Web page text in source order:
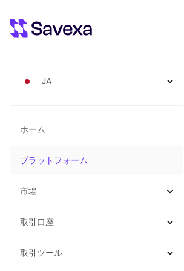
JA
ホーム
プラットフォーム
市場
取引口座
取引ツール